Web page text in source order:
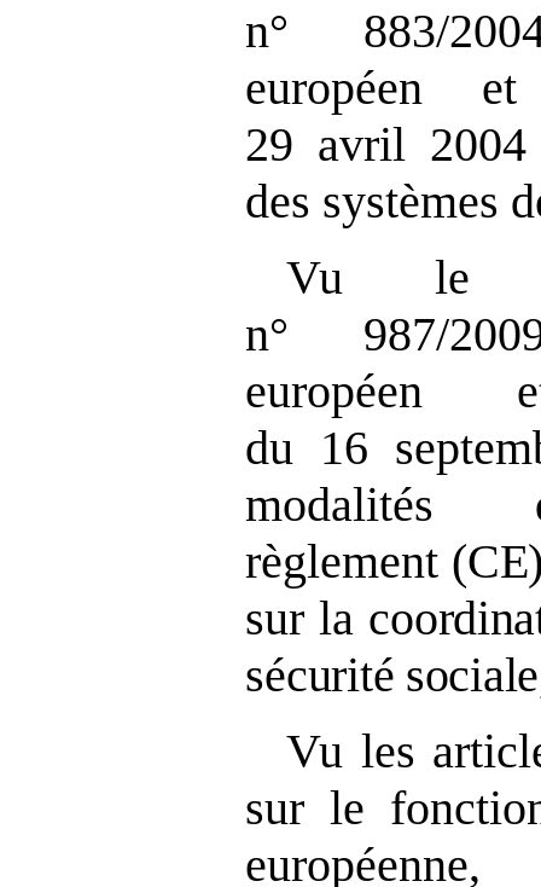
n° 883/
européen
29 avril
des systèmes
Vu le
n° 987/
du 16
modalités
règlement
sur la
sécurité
Vu les
sur le
européenne,